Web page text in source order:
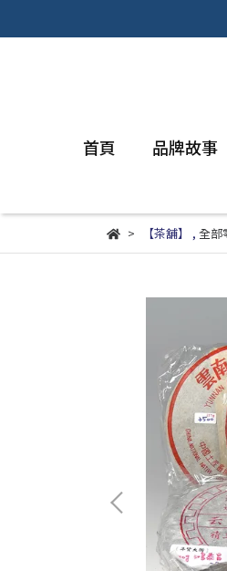
首頁 品牌故事
【茶舖】 , 全部